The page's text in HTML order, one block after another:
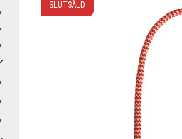
SLUTSÅLD